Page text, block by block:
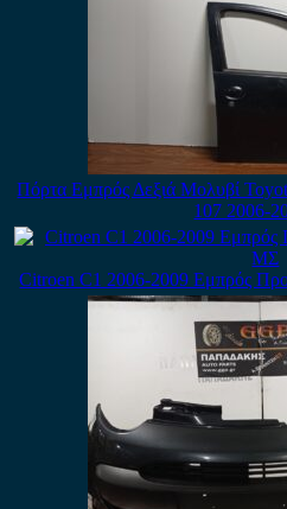
Πόρτα Εμπρός Δεξιά Μολυβί
107 2006-
Citroen C1 2006-2009 Εμπρός